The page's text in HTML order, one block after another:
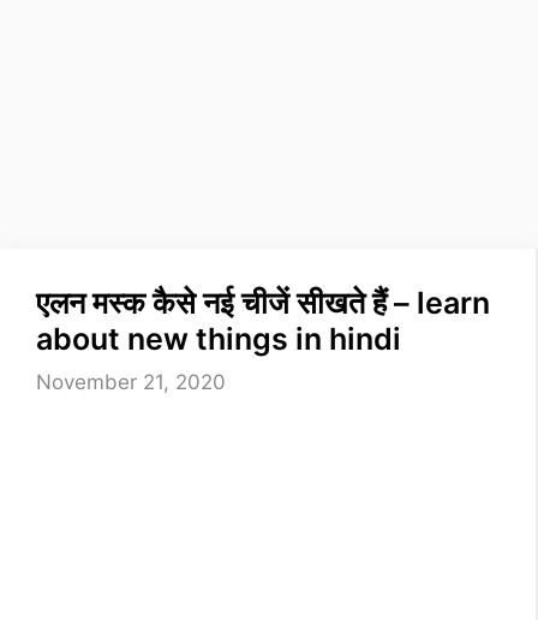
एलन मस्क कैसे नई चीजें सीखते हैं – learn
about new things in hindi
November 21, 2020